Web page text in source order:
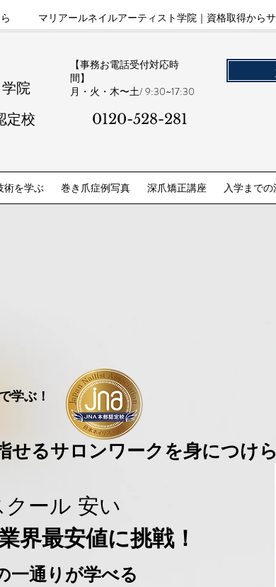
マリアールネイルアーティスト学院｜資格取得から
院
定校
【事務お電話受付対応時
間】
​月・火・木〜土/ 9:30~17:30
0120-528-281​
術を学ぶ 巻き爪症例写真 深爪矯正講座 入学まで
学ぶ！
せるサロンワークを身につけ
ール 安い
界最安値に挑戦！
一通りが学べる